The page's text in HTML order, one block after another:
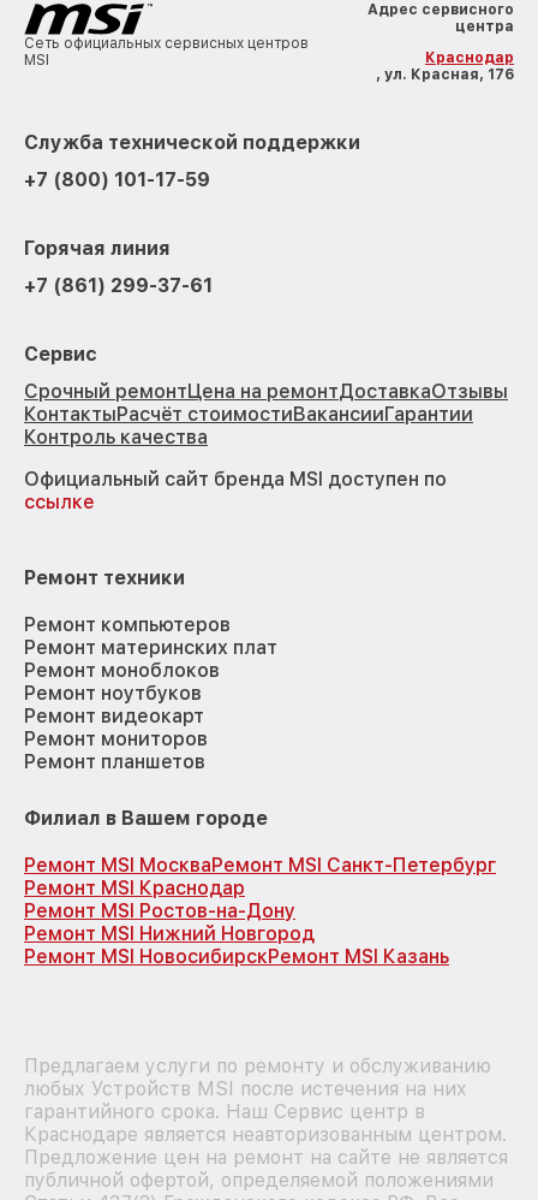
Сеть официальных сервисных центров
MSI
Адрес сервисного
центра
Краснодар
, ул. Красная, 176
Служба технической поддержки
+7 (800) 101-17-59
Горячая линия
+7 (861) 299-37-61
Сервис
Срочный ремонтЦена на ремонтДоставкаОтзывы
КонтактыРасчёт стоимостиВакансииГарантии
Контроль качества
Официальный сайт бренда MSI доступен по
ссылке
Ремонт техники
Ремонт компьютеров
Ремонт материнских плат
Ремонт моноблоков
Ремонт ноутбуков
Ремонт видеокарт
Ремонт мониторов
Ремонт планшетов
Филиал в Вашем городе
Ремонт MSI МоскваРемонт MSI Санкт-Петербург
Ремонт MSI Краснодар
Ремонт MSI Ростов-на-Дону
Ремонт MSI Нижний Новгород
Ремонт MSI НовосибирскРемонт MSI Казань
Предлагаем услуги по ремонту и обслуживанию
любых Устройств MSI после истечения на них
гарантийного срока. Наш Сервис центр в
Краснодаре является неавторизованным центром.
Предложение цен на ремонт на сайте не является
публичной офертой, определяемой положениями